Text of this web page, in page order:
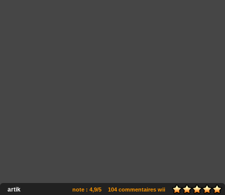
artik 104 commentaires wii
note : 4,9/5